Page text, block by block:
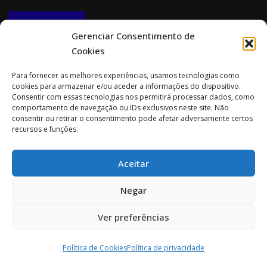
Gerenciar Consentimento de
Cookies
Para fornecer as melhores experiências, usamos tecnologias como
cookies para armazenar e/ou aceder a informações do dispositivo.
Consentir com essas tecnologias nos permitirá processar dados, como
comportamento de navegação ou IDs exclusivos neste site. Não
consentir ou retirar o consentimento pode afetar adversamente certos
recursos e funções.
Aceitar
Negar
Ver preferências
Política de CookiesPolítica de privacidade
NEWSLETTER
Morada:
Rua Cidade do Porto 151
4705-085 Braga
Tlm: 919 782 600 (chamada para a rede móvel nacional)
Screenr parallax themepor FameThemes